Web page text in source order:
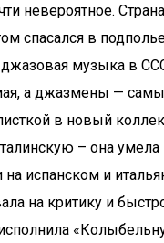
невероятное.
спасался в
джазовая музыка в
а джазмены —
в новый
– она умела
на испанском и
на критику и